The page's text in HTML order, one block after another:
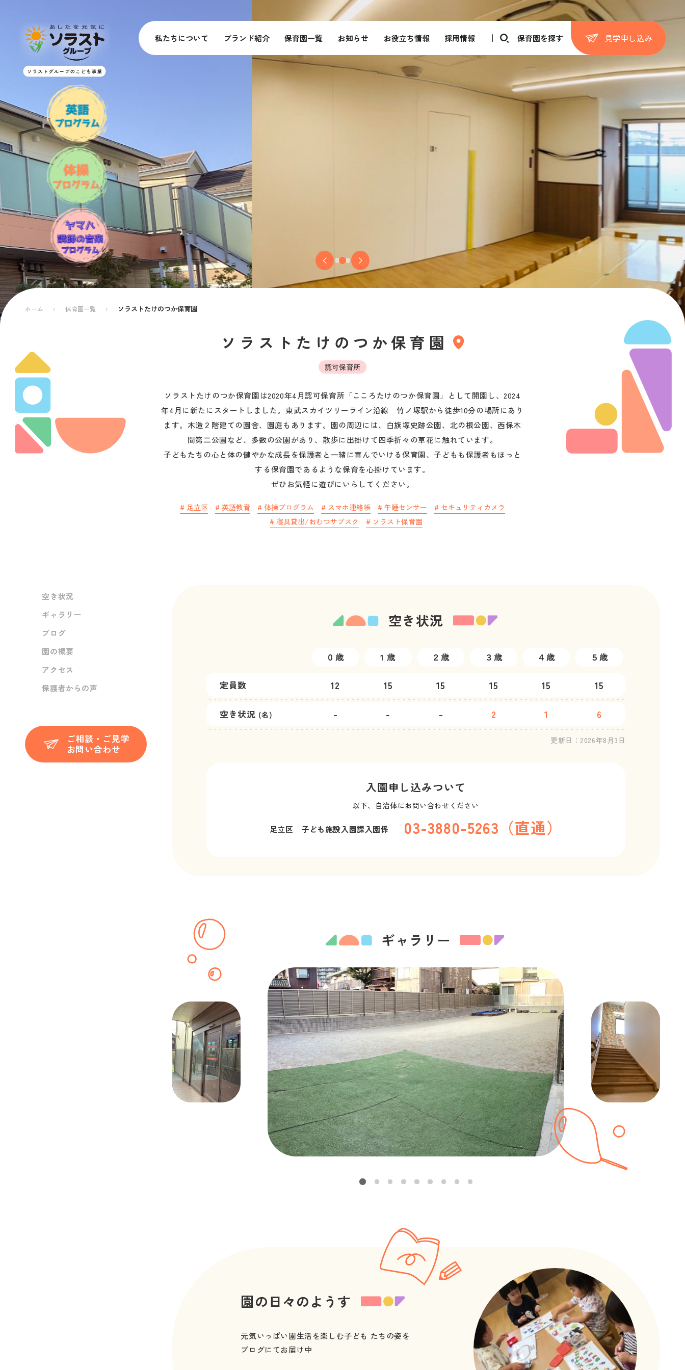
私たちについて ブランド紹介 保育園一覧 お知らせ お役立ち情報 採用情報 保育園を探す 見学申し込み
ホーム 保育園一覧 ソラストたけのつか保育園
ソラストたけのつか保育園
認可保育所
ソラストたけのつか保育園は2020年4月認可保育所「こころたけのつか保育園」として開園し、2024
年4月に新たにスタートしました。東武スカイツリーライン沿線　竹ノ塚駅から徒歩10分の場所にあり
ます。木造２階建ての園舎、園庭もあります。園の周辺には、白旗塚史跡公園、北の根公園、西保木
間第二公園など、多数の公園があり、散歩に出掛けて四季折々の草花に触れています。
子どもたちの心と体の健やかな成長を保護者と一緒に喜んでいける保育園、子どもも保護者もほっと
する保育園であるような保育を心掛けています。
ぜひお気軽に遊びにいらしてください。
# 足立区 # 英語教育 # 体操プログラム # スマホ連絡帳 # 午睡センサー # セキュリティカメラ
# 寝具貸出/おむつサブスク # ソラスト保育園
空き状況
ギャラリー
ブログ
園の概要
アクセス
保護者からの声
ご相談・ご見学
お問い合わせ
空き状況
０歳 1 歳 ２歳 ３歳 ４歳 ５歳
定員数 12 15 15 15 15 15
空き状況 (名) - - - 2 1 6
更新日： 2026年8月3日
入園申し込みついて
以下、自治体にお問い合わせください
足立区 子ども施設入園課入園係 03-3880-5263（直通）
ギャラリー
園の日々のようす
元気いっぱい園生活を楽しむ子ども たちの姿を
ブログにてお届け中